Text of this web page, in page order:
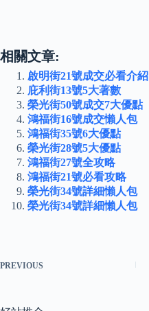
相關文章:
啟明街21號成交必看介紹
庇利街13號5大著數
榮光街50號成交7大優點
鴻福街16號成交懶人包
鴻福街35號6大優點
榮光街28號5大優點
鴻福街27號全攻略
鴻福街21號必看攻略
榮光街34號詳細懶人包
榮光街34號詳細懶人包
PREVIOUS